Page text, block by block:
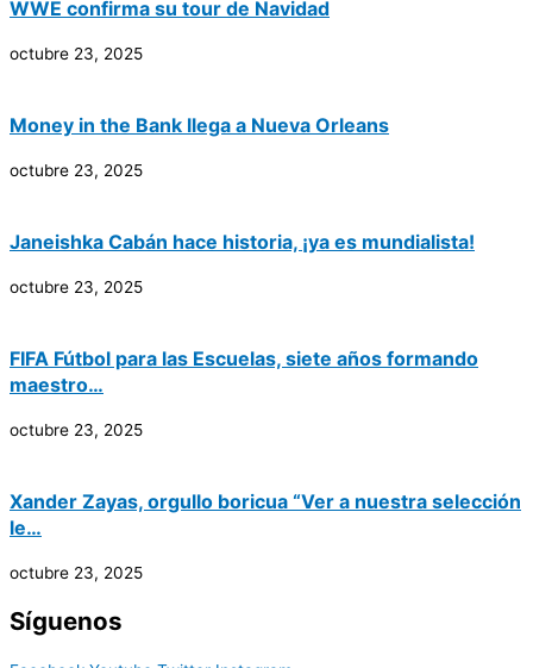
WWE confirma su tour de Navidad
octubre 23, 2025
Money in the Bank llega a Nueva Orleans
octubre 23, 2025
Janeishka Cabán hace historia, ¡ya es mundialista!
octubre 23, 2025
FIFA Fútbol para las Escuelas, siete años formando
maestro…
octubre 23, 2025
Xander Zayas, orgullo boricua “Ver a nuestra selección
le…
octubre 23, 2025
Síguenos